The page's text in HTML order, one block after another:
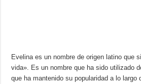
Evelina es un nombre de origen latino que
vida». Es un nombre que ha sido utilizado
que ha mantenido su popularidad a lo largo